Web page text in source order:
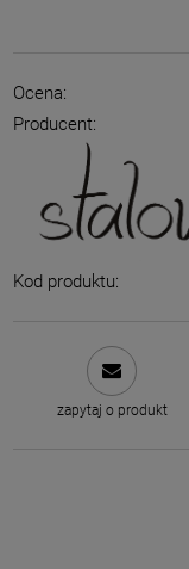
Bransoletka
69,00 zł
Ocena:
Producent:
Kod produktu:
zapytaj o produkt